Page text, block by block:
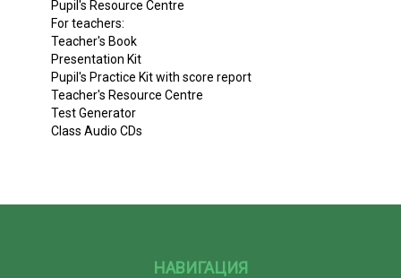
Pupil's Resource Centre
For teachers:
Teacher's Book
Presentation Kit
Pupil's Practice Kit with score report
Teacher's Resource Centre
Test Generator
Class Audio CDs
НАВИГАЦИЯ